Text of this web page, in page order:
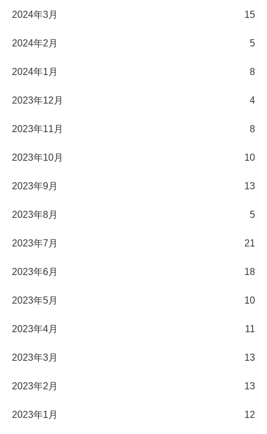
2024年3月 15
2024年2月 5
2024年1月 8
2023年12月 4
2023年11月 8
2023年10月 10
2023年9月 13
2023年8月 5
2023年7月 21
2023年6月 18
2023年5月 10
2023年4月 11
2023年3月 13
2023年2月 13
2023年1月 12